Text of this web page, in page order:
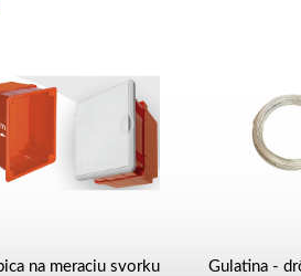
na meraciu svorku
Gulatina -